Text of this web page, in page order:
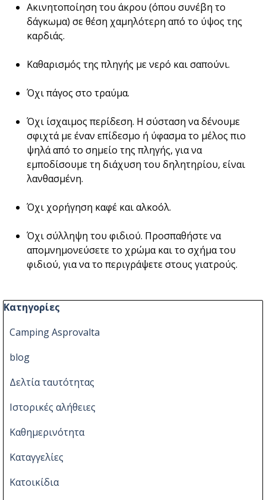
Ακινητοποίηση του άκρου (όπου συνέβη το
δάγκωμα) σε θέση χαμηλότερη από το ύψος της
καρδιάς.
Καθαρισμός της πληγής με νερό και σαπούνι.
Όχι πάγος στο τραύμα.
Όχι ίσχαιμος περίδεση. Η σύσταση να δένουμε
σφιχτά με έναν επίδεσμο ή ύφασμα το μέλος πιο
ψηλά από το σημείο της πληγής, για να
εμποδίσουμε τη διάχυση του δηλητηρίου, είναι
λανθασμένη.
Όχι χορήγηση καφέ και αλκοόλ.
Όχι σύλληψη του φιδιού. Προσπαθήστε να
απομνημονεύσετε το χρώμα και το σχήμα του
φιδιού, για να το περιγράψετε στους γιατρούς.
Παράλειψη μπλόκ Κατηγορίες
Κατηγορίες
Camping Asprovalta
blog
Δελτία ταυτότητας
Ιστορικές αλήθειες
Καθημερινότητα
Καταγγελίες
Κατοικίδια